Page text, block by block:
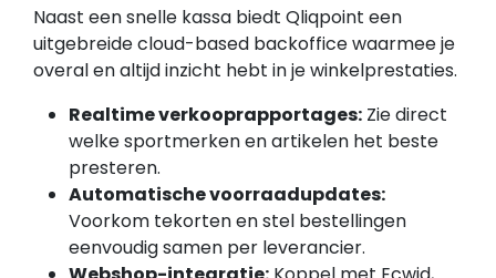
Naast een snelle kassa biedt Qliqpoint een
uitgebreide cloud-based backoffice waarmee je
overal en altijd inzicht hebt in je winkelprestaties.
Realtime verkooprapportages: Zie direct
welke sportmerken en artikelen het beste
presteren.
Automatische voorraadupdates:
Voorkom tekorten en stel bestellingen
eenvoudig samen per leverancier.